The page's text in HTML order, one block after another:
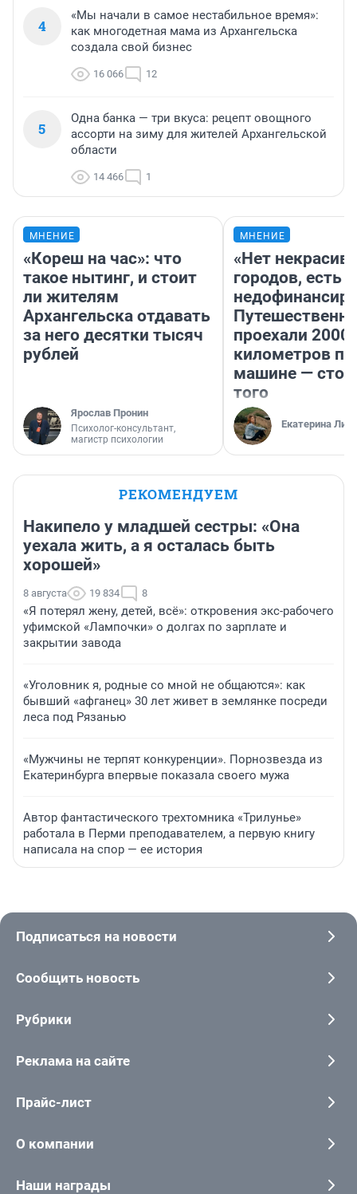
4
«Мы начали в самое нестабильное время»:
как многодетная мама из Архангельска
создала свой бизнес
16 066 12
5
Одна банка — три вкуса: рецепт овощного
ассорти на зиму для жителей Архангельской
области
14 466 1
МНЕНИЕ
«Кореш на час»: что
такое нытинг, и стоит
ли жителям
Архангельска отдавать
за него десятки тысяч
рублей
Ярослав Пронин
Психолог-консультант,
магистр психологии
МНЕНИЕ
«Нет
городов, есть
проехали 2000
километров по
машине —
того
Екатерина
РЕКОМЕНДУЕМ
Накипело у младшей сестры: «Она
уехала жить, а я осталась быть
хорошей»
8 августа 19 834 8
«Я потерял жену, детей, всё»: откровения экс-рабочего
уфимской «Лампочки» о долгах по зарплате и
закрытии завода
«Уголовник я, родные со мной не общаются»: как
бывший «афганец» 30 лет живет в землянке посреди
леса под Рязанью
«Мужчины не терпят конкуренции». Порнозвезда из
Екатеринбурга впервые показала своего мужа
Автор фантастического трехтомника «Трилунье»
работала в Перми преподавателем, а первую книгу
написала на спор — ее история
Подписаться на новости
Сообщить новость
Рубрики
Реклама на сайте
Прайс-лист
О компании
Наши награды